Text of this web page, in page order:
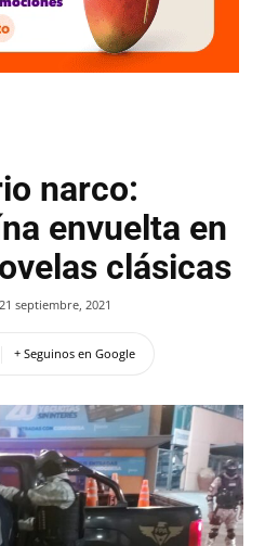
narco:
envuelta en
clásicas
21 septiembre, 2021
+ Seguinos en Google